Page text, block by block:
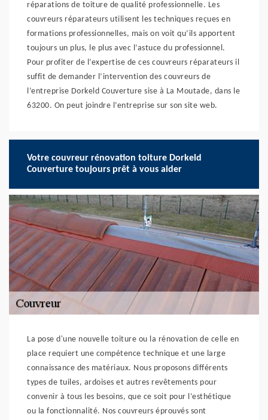
réparations de toiture de qualité professionnelle. Les
couvreurs réparateurs utilisent les techniques reçues en
formations professionnelles, mais on voit qu’ils apportent
toujours un plus, le plus avec l’astuce du professionnel.
Pour profiter de l’expertise de ces couvreurs réparateurs il
suffit de demander l’intervention des couvreurs de
l’entreprise Dorkeld Couverture sise à La Moutade, dans le
63200. On peut joindre l’entreprise sur son site web.
Votre couvreur rénovation toiture Dorkeld
Couverture toujours prêt à vous aider
La pose d'une nouvelle toiture ou la rénovation de celle en
place requiert une compétence technique et une large
connaissance des matériaux. Nous proposons différents
types de tuiles, ardoises et autres revêtements pour
convenir à tous les besoins, que ce soit pour l’esthétique
ou la fonctionnalité. Nos couvreurs éprouvés sont